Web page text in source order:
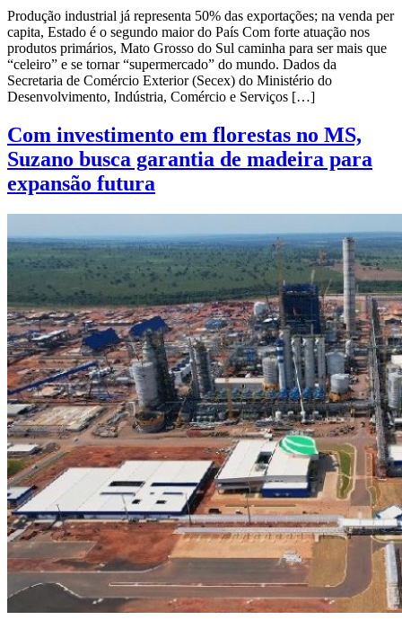
Produção industrial já representa 50% das exportações; na venda per
capita, Estado é o segundo maior do País Com forte atuação nos
produtos primários, Mato Grosso do Sul caminha para ser mais que
“celeiro” e se tornar “supermercado” do mundo. Dados da
Secretaria de Comércio Exterior (Secex) do Ministério do
Desenvolvimento, Indústria, Comércio e Serviços […]
Com investimento em florestas no MS,
Suzano busca garantia de madeira para
expansão futura